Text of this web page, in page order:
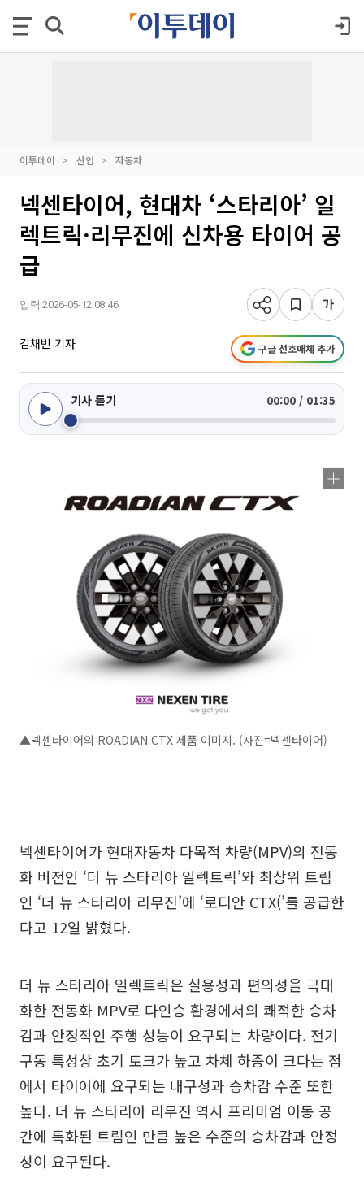
이투데이 산업 자동차
넥센타이어, 현대차 ‘스타리아’ 일
렉트릭·리무진에 신차용 타이어 공
급
입력 2026-05-12 08:46
김채빈 기자 구글 선호매체 추가
기사 듣기 00:00 / 01:35
▲넥센타이어의 ROADIAN CTX 제품 이미지. (사진=넥센타이어)
넥센타이어가 현대자동차 다목적 차량(MPV)의 전동
화 버전인 ‘더 뉴 스타리아 일렉트릭’와 최상위 트림
인 ‘더 뉴 스타리아 리무진’에 ‘로디안 CTX(’를 공급한
다고 12일 밝혔다.
더 뉴 스타리아 일렉트릭은 실용성과 편의성을 극대
화한 전동화 MPV로 다인승 환경에서의 쾌적한 승차
감과 안정적인 주행 성능이 요구되는 차량이다. 전기
구동 특성상 초기 토크가 높고 차체 하중이 크다는 점
에서 타이어에 요구되는 내구성과 승차감 수준 또한
높다. 더 뉴 스타리아 리무진 역시 프리미엄 이동 공
간에 특화된 트림인 만큼 높은 수준의 승차감과 안정
성이 요구된다.